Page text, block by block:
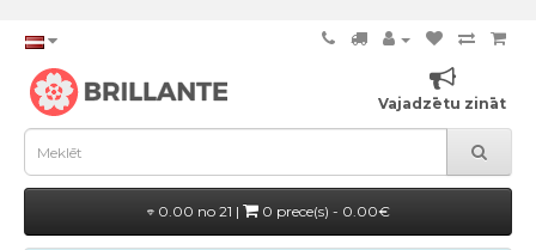
Vajadzētu zināt
0.00 no 21 | 0 prece(s) - 0.00€